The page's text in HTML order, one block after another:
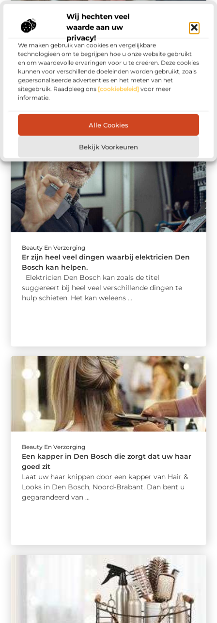
Wij hechten veel
waarde aan uw
privacy!
We maken gebruik van cookies en vergelijkbare
technologieën om te begrijpen hoe u onze website gebruikt
en om waardevolle ervaringen voor u te creëren. Deze cookies
kunnen voor verschillende doeleinden worden gebruikt, zoals
gepersonaliseerde advertenties en het meten van het
sitegebruik. Raadpleeg ons [cookiebeleid] voor meer
informatie.
Alle Cookies
Bekijk Voorkeuren
Beauty En Verzorging
Salon We Care: Jouw Beste Keuze voor een
Kapper in Soest
Salon We Care: Jouw Beste Keuze voor een Kapper
in Soest Bij Salon We Care begrijpen we dat jouw
haar ...
Beauty En Verzorging
Er zijn heel veel dingen waarbij elektricien Den
Bosch kan helpen.
Elektricien Den Bosch kan zoals de titel
suggereert bij heel veel verschillende dingen te
hulp schieten. Het kan weleens ...
Beauty En Verzorging
Een kapper in Den Bosch die zorgt dat uw haar
goed zit
Laat uw haar knippen door een kapper van Hair &
Looks in Den Bosch, Noord-Brabant. Dan bent u
gegarandeerd van ...